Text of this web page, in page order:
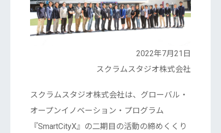
2022年7月21日
スクラムスタジオ株式会社
スクラムスタジオ株式会社は、グローバル・
オープンイノベーション・プログラム
『SmartCityX』の二期目の活動の締めくくり